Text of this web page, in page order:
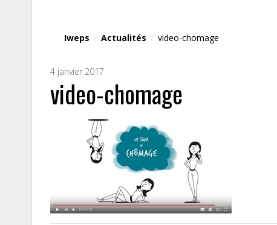
Iweps / Actualités / video-chomage
4 janvier 2017
video-chomage